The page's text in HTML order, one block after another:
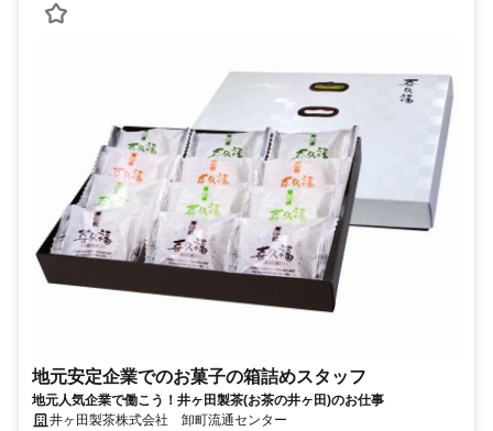
地元安定企業でのお菓子の箱詰めスタッフ
地元人気企業で働こう！井ヶ田製茶(お茶の井ヶ田)のお仕事
井ヶ田製茶株式会社 卸町流通センター